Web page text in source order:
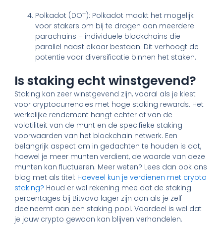
Polkadot (DOT): Polkadot maakt het mogelijk
voor stakers om bij te dragen aan meerdere
parachains – individuele blockchains die
parallel naast elkaar bestaan. Dit verhoogt de
potentie voor diversificatie binnen het staken.
Is staking echt winstgevend?
Staking kan zeer winstgevend zijn, vooral als je kiest
voor cryptocurrencies met hoge staking rewards. Het
werkelijke rendement hangt echter af van de
volatiliteit van de munt en de specifieke staking
voorwaarden van het blockchain netwerk. Een
belangrijk aspect om in gedachten te houden is dat,
hoewel je meer munten verdient, de waarde van deze
munten kan fluctueren. Meer weten? Lees dan ook ons
blog met als titel: Hoeveel kun je verdienen met crypto
staking? Houd er wel rekening mee dat de staking
percentages bij Bitvavo lager zijn dan als je zelf
deelneemt aan een staking pool. Voordeel is wel dat
je jouw crypto gewoon kan blijven verhandelen.